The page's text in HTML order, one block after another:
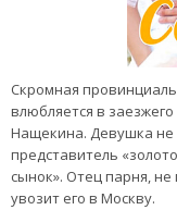
Скромная
влюбляется в
Нащекина. Девушка не
представитель
сынок». Отец парня,
увозит его в Москву.